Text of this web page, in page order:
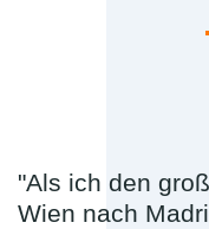
"Als ich den
Wien nach